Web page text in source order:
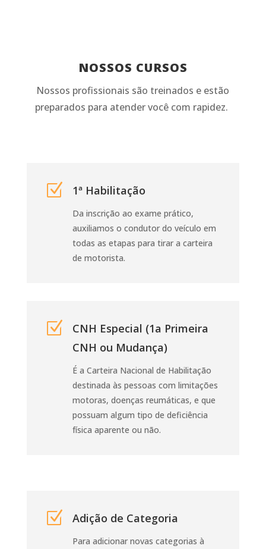
NOSSOS CURSOS
Nossos profissionais são treinados e estão
preparados para atender você com rapidez.
Z 1ª Habilitação
Da inscrição ao exame prático,
auxiliamos o condutor do veículo em
todas as etapas para tirar a carteira
de motorista.
Z
CNH Especial (1a Primeira
CNH ou Mudança)
É a Carteira Nacional de Habilitação
destinada às pessoas com limitações
motoras, doenças reumáticas, e que
possuam algum tipo de deficiência
física aparente ou não.
Z Adição de Categoria
Para adicionar novas categorias à